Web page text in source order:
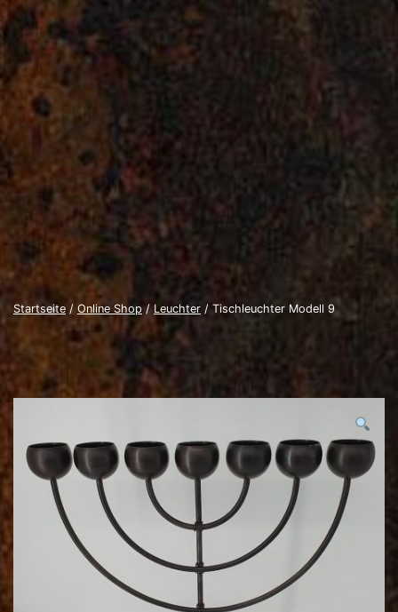
Startseite / Online Shop / Leuchter / Tischleuchter Modell 9